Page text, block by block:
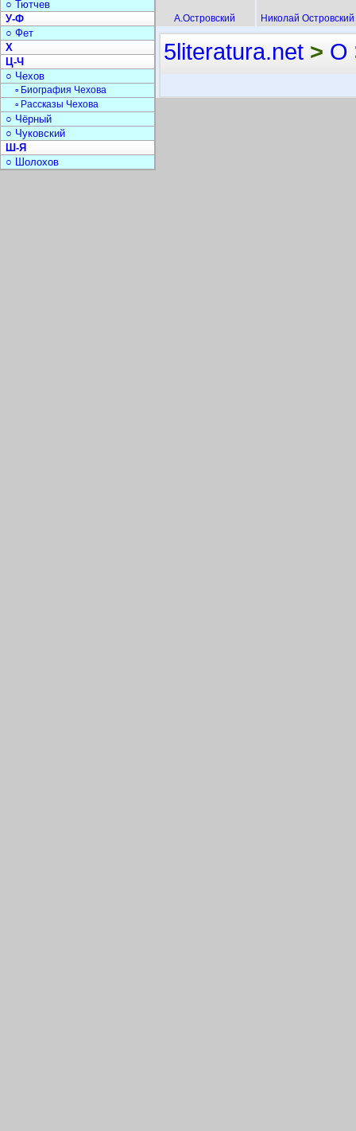
А.Островский Николай Островский
○ Тютчев
У-Ф
○ Фет
Х
Ц-Ч
○ Чехов
▫ Биография Чехова
▫ Рассказы Чехова
○ Чёрный
○ Чуковский
Ш-Я
○ Шолохов
5literatura.net > О